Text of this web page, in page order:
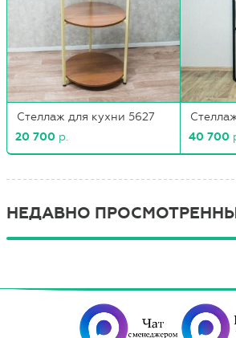
Стеллаж для кухни 5627
20 700 р.
40 700
НЕДАВНО